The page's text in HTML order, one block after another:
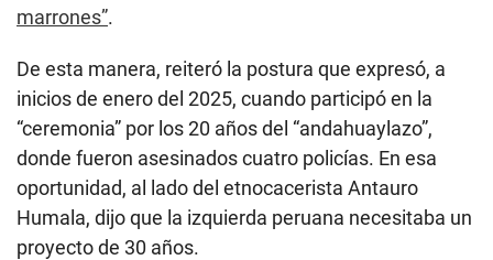
marrones”.
De esta manera, reiteró la postura que expresó, a
inicios de enero del 2025, cuando participó en la
“ceremonia” por los 20 años del “andahuaylazo”,
donde fueron asesinados cuatro policías. En esa
oportunidad, al lado del etnocacerista Antauro
Humala, dijo que la izquierda peruana necesitaba un
proyecto de 30 años.